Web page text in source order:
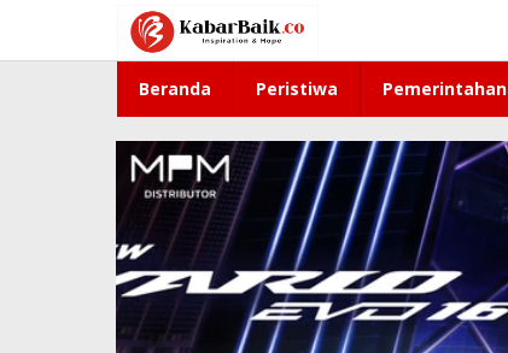
konten
Beranda Peristiwa Pemerintahan